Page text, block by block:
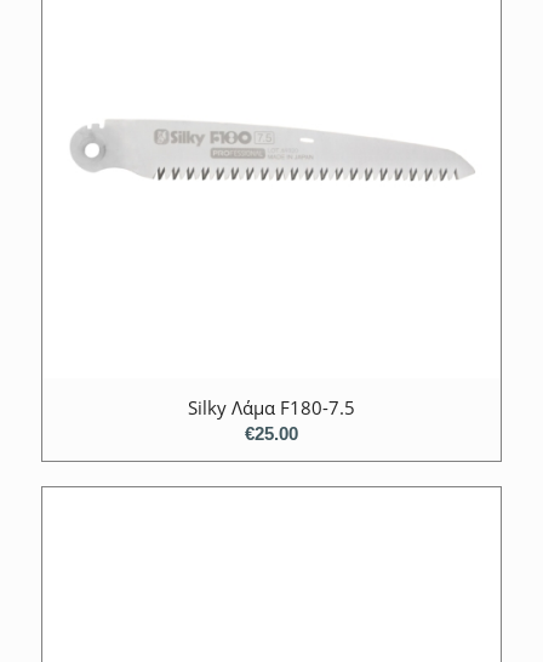
Silky Λάμα F180-7.5
€25.00